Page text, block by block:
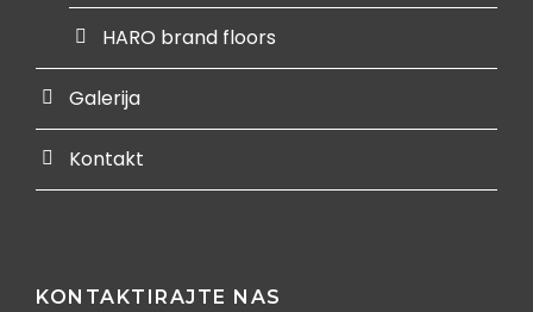
HARO brand floors
Galerija
Kontakt
KONTAKTIRAJTE NAS